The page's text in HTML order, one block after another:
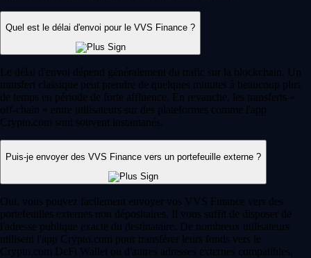
Quel est le délai d'envoi pour le VVS Finance ?
Le délai d'envoi dépend généralement du trafic sur la blockchain. Un
transfert classique peut prendre de quelques minutes à beaucoup plus
de temps en période de forte affluence. En revanche, les transferts «
off-chain » entre utilisateurs sur des plateformes comme l'app
Crypto.com sont souvent instantanés.
Puis-je envoyer des VVS Finance vers un portefeuille externe ?
Oui, vous pouvez facilement envoyer vos VVS Finance vers des
portefeuilles externes non dépositaires. Il vous suffit de disposer de
l'adresse publique exacte du destinataire. De nombreux utilisateurs
utilisent l'app Crypto.com pour transférer leurs fonds vers le
Crypto.com DeFi Wallet ou d'autres adresses externes compatibles.